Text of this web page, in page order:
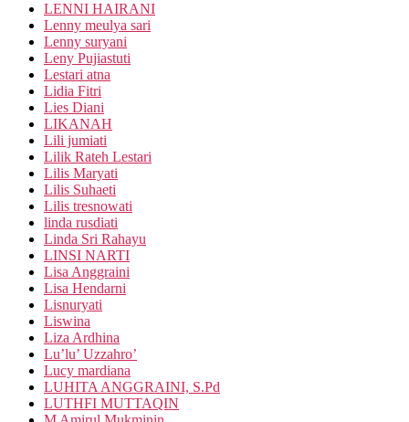
LENNI HAIRANI
Lenny meulya sari
Lenny suryani
Leny Pujiastuti
Lestari atna
Lidia Fitri
Lies Diani
LIKANAH
Lili jumiati
Lilik Rateh Lestari
Lilis Maryati
Lilis Suhaeti
Lilis tresnowati
linda rusdiati
Linda Sri Rahayu
LINSI NARTI
Lisa Anggraini
Lisa Hendarni
Lisnuryati
Liswina
Liza Ardhina
Lu’lu’ Uzzahro’
Lucy mardiana
LUHITA ANGGRAINI, S.Pd
LUTHFI MUTTAQIN